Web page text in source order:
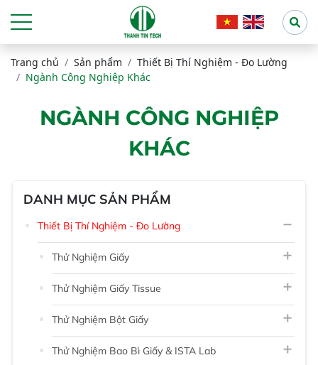
Trang chủ Sản phẩm
Thiết Bị Thí Nghiệm - Đo Lường
Ngành Công Nghiệp Khác
NGÀNH CÔNG NGHIỆP
KHÁC
DANH MỤC SẢN PHẨM
Thiết Bị Thí Nghiệm - Đo Lường
Thử Nghiệm Giấy
Thử Nghiệm Giấy Tissue
Thử Nghiệm Bột Giấy
Thử Nghiệm Bao Bì Giấy & ISTA Lab